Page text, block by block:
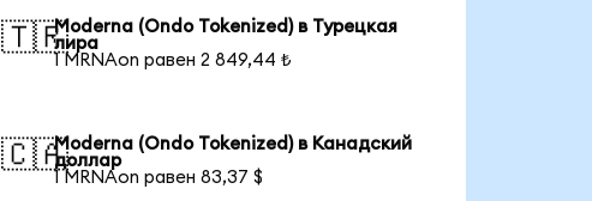
🇹🇷Moderna (Ondo Tokenized) в Турецкая
лира
1 MRNAon равен 2 849,44 ₺
🇨🇦Moderna (Ondo Tokenized) в Канадский
доллар
1 MRNAon равен 83,37 $